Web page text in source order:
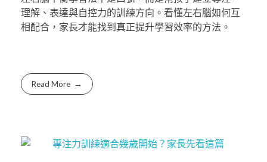
理解、表達與自控力的訓練方向。看懂左右腦如何互
相配合，家長才能找到真正提升學習效率的方法。
Read More